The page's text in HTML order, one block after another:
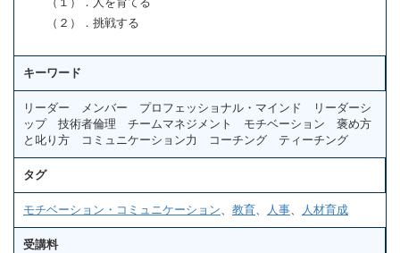
（２）．挑戦する
キーワード
リーダー メンバー プロフェッショナル・マインド リーダーシ
ップ 技術者倫理 チームマネジメント モチベーション 褒め方
と叱り方 コミュニケーション力 コーチング ティーチング
タグ
モチベーション・コミュニケーション、 教育、 人事、 人材育成
受講料